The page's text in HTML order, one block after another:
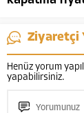
Ziyaretçi
Henüz yorum
yapabilirsiniz.